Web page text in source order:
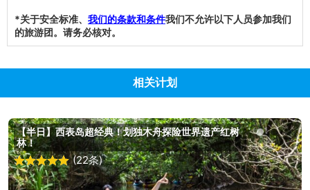
*关于安全标准、 我们的条款和条件我们不允许以下人员参加我们
的旅游团。请务必核对。
相关计划
【半日】西表岛超经典！划独木舟探险世界遗产红树
林！
(22条)